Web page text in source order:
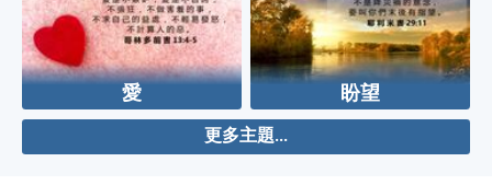
愛 盼望
更多主題...